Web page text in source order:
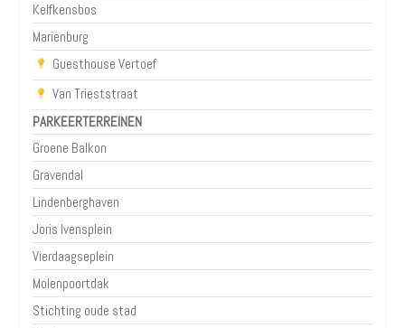
Kelfkensbos
Marienburg
Guesthouse Vertoef
Van Trieststraat
PARKEERTERREINEN
Groene Balkon
Gravendal
Lindenberghaven
Joris Ivensplein
Vierdaagseplein
Molenpoortdak
Stichting oude stad